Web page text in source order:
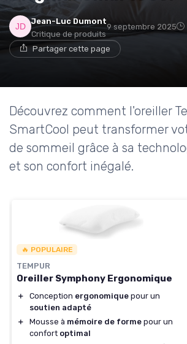
Jean-Luc Dumont
Critique de produits
9 septembre 2025
Partager cette page
Découvrez comment l'oreiller
SmartCool peut transformer
de sommeil grâce à sa
et son confort inégalé.
🔥 POPULAIRE
TEMPUR
Oreiller Symphony Ergonomique
＋ Conception ergonomique pour un
soutien adapté
＋
Mousse à mémoire de forme pour un
confort optimal
→ Je rejoins le club
Non merci, peut-être plus